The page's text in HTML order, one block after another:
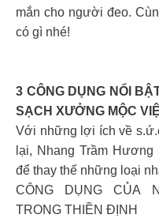
mắn cho người đeo.
có gì nhé!
3 CÔNG DỤNG NỔI
SẠCH XƯỞNG MỘC
Với những lợi ích về
lại, Nhang Trầm
để thay thế những loại
CÔNG DỤNG CỦA
TRONG THIỀN ĐỊNH